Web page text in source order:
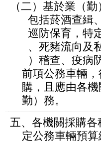
（二）基於業（
包括菸酒查緝、
巡防保育，特定
、死豬流向及私
）稽查、疫病防
前項公務車輛，
購，且應由各機
勤）務。
五、各機關採購
定公務車輛預算